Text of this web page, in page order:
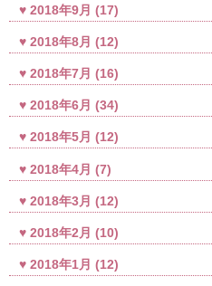
2018年9月 (17)
2018年8月 (12)
2018年7月 (16)
2018年6月 (34)
2018年5月 (12)
2018年4月 (7)
2018年3月 (12)
2018年2月 (10)
2018年1月 (12)